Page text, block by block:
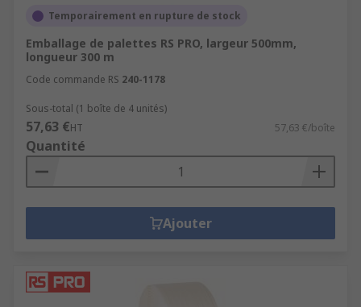
Temporairement en rupture de stock
Emballage de palettes RS PRO, largeur 500mm,
longueur 300 m
Code commande RS 240-1178
Sous-total (1 boîte de 4 unités)
57,63 €HT 57,63 €/boîte
Quantité
Ajouter